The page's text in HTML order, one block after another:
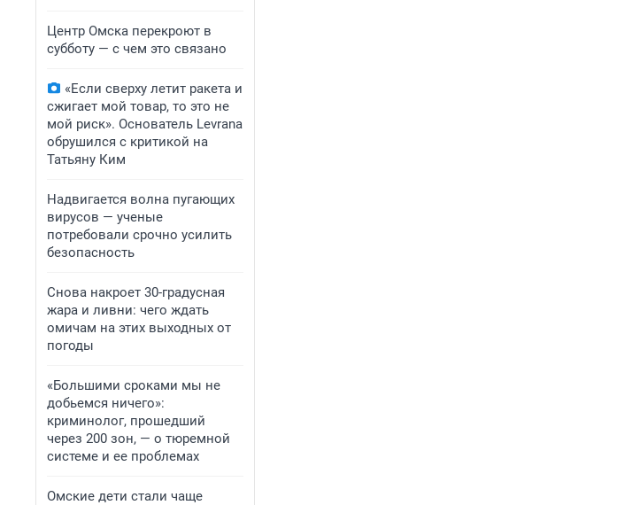
Центр Омска перекроют в
субботу — с чем это связано
«Если сверху летит ракета и
сжигает мой товар, то это не
мой риск». Основатель Levrana
обрушился с критикой на
Татьяну Ким
Надвигается волна пугающих
вирусов — ученые
потребовали срочно усилить
безопасность
Снова накроет 30-градусная
жара и ливни: чего ждать
омичам на этих выходных от
погоды
«Большими сроками мы не
добьемся ничего»:
криминолог, прошедший
через 200 зон, — о тюремной
системе и ее проблемах
Омские дети стали чаще